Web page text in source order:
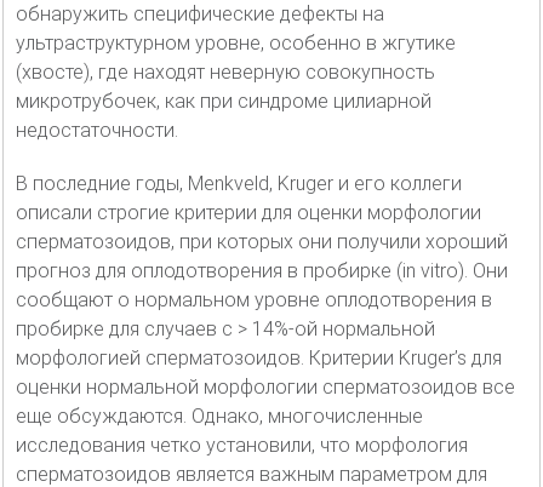
обнаружить специфические дефекты на
ультраструктурном уровне, особенно в жгутике
(хвосте), где находят неверную совокупность
микротрубочек, как при синдроме цилиарной
недостаточности.
В последние годы, Menkveld, Kruger и его коллеги
описали строгие критерии для оценки морфологии
сперматозоидов, при которых они получили хороший
прогноз для оплодотворения в пробирке (in vitro). Они
сообщают о нормальном уровне оплодотворения в
пробирке для случаев с > 14%-ой нормальной
морфологией сперматозоидов. Критерии Kruger’s для
оценки нормальной морфологии сперматозоидов все
еще обсуждаются. Однако, многочисленные
исследования четко установили, что морфология
сперматозоидов является важным параметром для